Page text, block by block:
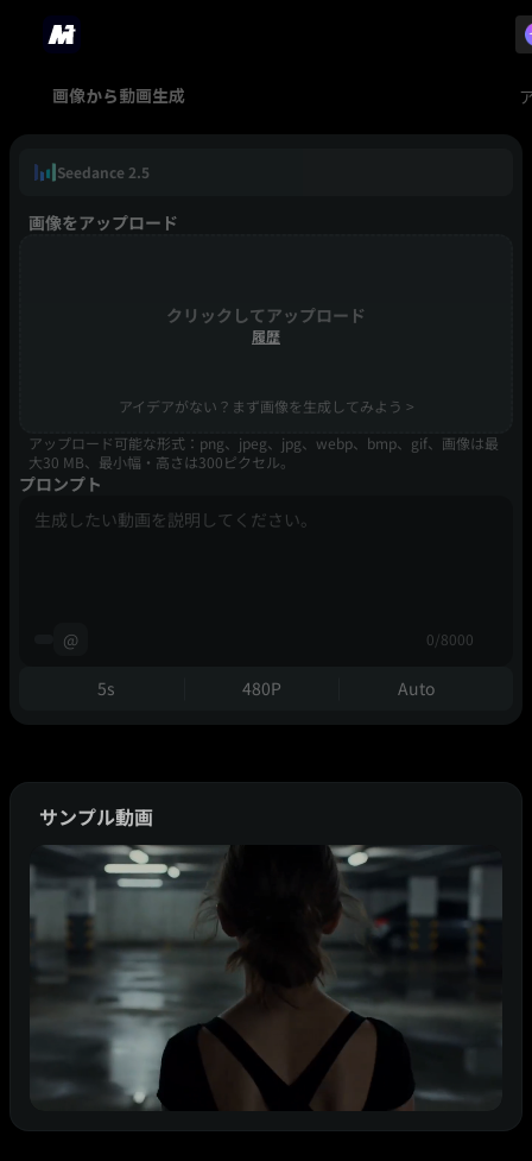
画像から動画生成
Seedance 2.5
画像をアップロード
クリックしてアップロード
履歴
アイデアがない？まず画像を生成してみよう >
アップロード可能な形式：png、jpeg、jpg、webp、bmp、gif、画像は最
大30 MB、最小幅・高さは300ピクセル。
プロンプト
@ 0/8000
5s 480P Auto
サンプル動画